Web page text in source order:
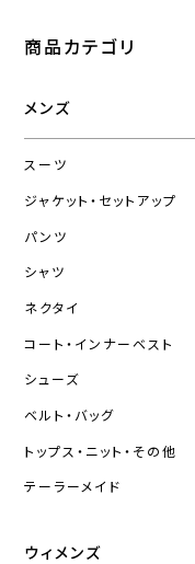
商品カテゴリ
メンズ
スーツ
ジャケット・セットアップ
パンツ
シャツ
ネクタイ
コート・インナーベスト
シューズ
ベルト・バッグ
トップス・ニット・その他
テーラーメイド
ウィメンズ